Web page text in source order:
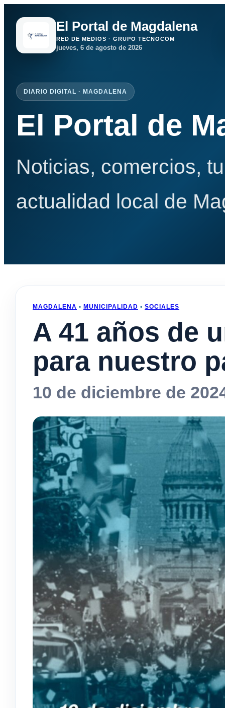
El Portal de Magdalena
RED DE MEDIOS · GRUPO TECNOCOM
jueves, 6 de agosto de 2026
DIARIO DIGITAL · MAGDALENA
El Portal de
Noticias, comercios,
actualidad local de
MAGDALENA • MUNICIPALIDAD • SOCIALES
A 41 años de
para nuestro
10 de diciembre de